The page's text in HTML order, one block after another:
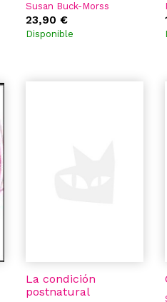
Susan Buck-Morss
23,90 €
Disponible
La condición
postnatural